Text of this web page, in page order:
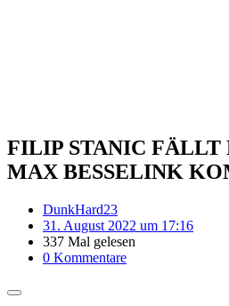
FILIP STANIC FÄLLT
MAX BESSELINK
DunkHard23
31. August 2022 um 17:16
337 Mal gelesen
0 Kommentare